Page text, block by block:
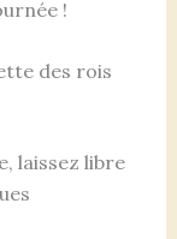
!
des rois
laissez libre